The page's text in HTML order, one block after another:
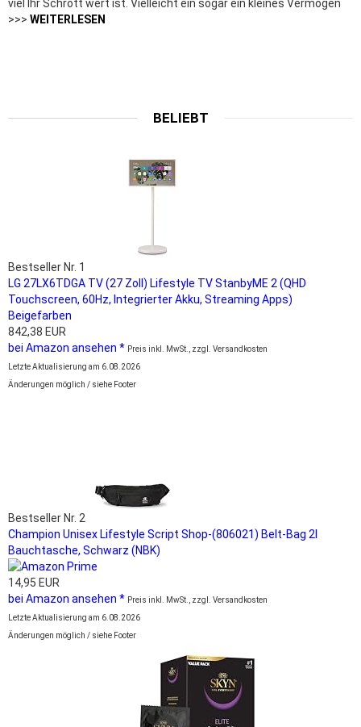
viel Ihr Schrott wert ist. Vielleicht ein sogar ein kleines Vermögen
>>> WEITERLESEN
BELIEBT
Bestseller Nr. 1
LG 27LX6TDGA TV (27 Zoll) Lifestyle TV StanbyME 2 (QHD
Touchscreen, 60Hz, Integrierter Akku, Streaming Apps)
Beigefarben
842,38 EUR
bei Amazon ansehen * Preis inkl. MwSt., zzgl. Versandkosten
Letzte Aktualisierung am 6.08.2026
Änderungen möglich / siehe Footer
Bestseller Nr. 2
Champion Unisex Lifestyle Script Shop-(806021) Belt-Bag 2l
Bauchtasche, Schwarz (NBK)
14,95 EUR
bei Amazon ansehen * Preis inkl. MwSt., zzgl. Versandkosten
Letzte Aktualisierung am 6.08.2026
Änderungen möglich / siehe Footer